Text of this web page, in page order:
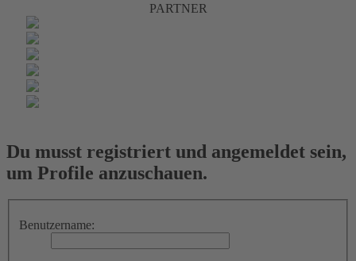
PARTNER
Du musst registriert und angemeldet sein,
um Profile anzuschauen.
Benutzername: